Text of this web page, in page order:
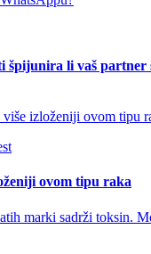
špijunira li vaš partner
ovom tipu raka